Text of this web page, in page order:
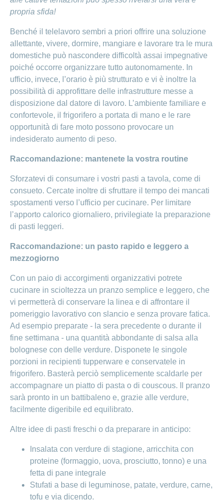
propria sfida!
Benché il telelavoro sembri a priori offrire una soluzione
allettante, vivere, dormire, mangiare e lavorare tra le mura
domestiche può nascondere difficoltà assai impegnative
poiché occorre organizzare tutto autonomamente. In
ufficio, invece, l’orario è più strutturato e vi è inoltre la
possibilità di approfittare delle infrastrutture messe a
disposizione dal datore di lavoro. L’ambiente familiare e
confortevole, il frigorifero a portata di mano e le rare
opportunità di fare moto possono provocare un
indesiderato aumento di peso.
Raccomandazione: mantenete la vostra routine
Sforzatevi di consumare i vostri pasti a tavola, come di
consueto. Cercate inoltre di sfruttare il tempo dei mancati
spostamenti verso l’ufficio per cucinare. Per limitare
l’apporto calorico giornaliero, privilegiate la preparazione
di pasti leggeri.
Raccomandazione: un pasto rapido e leggero a
mezzogiorno
Con un paio di accorgimenti organizzativi potrete
cucinare in scioltezza un pranzo semplice e leggero, che
vi permetterà di conservare la linea e di affrontare il
pomeriggio lavorativo con slancio e senza provare fatica.
Ad esempio preparate - la sera precedente o durante il
fine settimana - una quantità abbondante di salsa alla
bolognese con delle verdure. Disponete le singole
porzioni in recipienti tupperware e conservatele in
frigorifero. Basterà perciò semplicemente scaldarle per
accompagnare un piatto di pasta o di couscous. Il pranzo
sarà pronto in un battibaleno e, grazie alle verdure,
facilmente digeribile ed equilibrato.
Altre idee di pasti freschi o da preparare in anticipo:
Insalata con verdure di stagione, arricchita con
proteine (formaggio, uova, prosciutto, tonno) e una
fetta di pane integrale
Stufati a base di leguminose, patate, verdure, carne,
tofu e via dicendo.